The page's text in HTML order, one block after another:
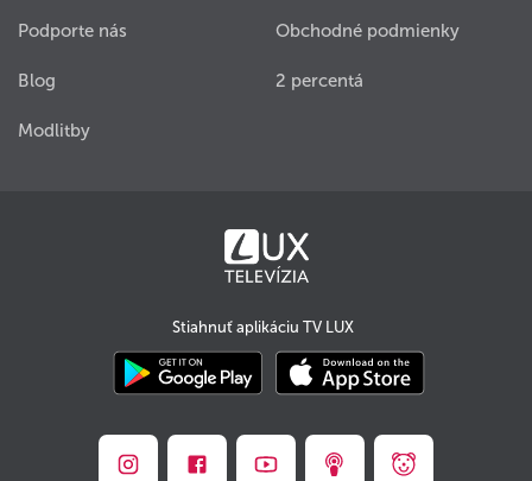
Podporte nás
Blog
Modlitby
Obchodné podmienky
2 percentá
Stiahnuť aplikáciu TV LUX